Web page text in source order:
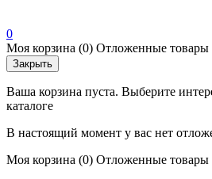
0
Моя корзина (0) Отложенные товары
Закрыть
Ваша корзина пуста. Выберите
каталоге
В настоящий момент у вас нет
Моя корзина (0) Отложенные товары